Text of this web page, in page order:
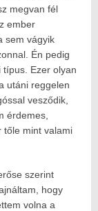
megvan fél
ember
sem vágyik
Én pedig
Ezer olyan
utáni reggelen
vesződik,
érdemes,
tőle mint valami
szerint
hogy
volna a